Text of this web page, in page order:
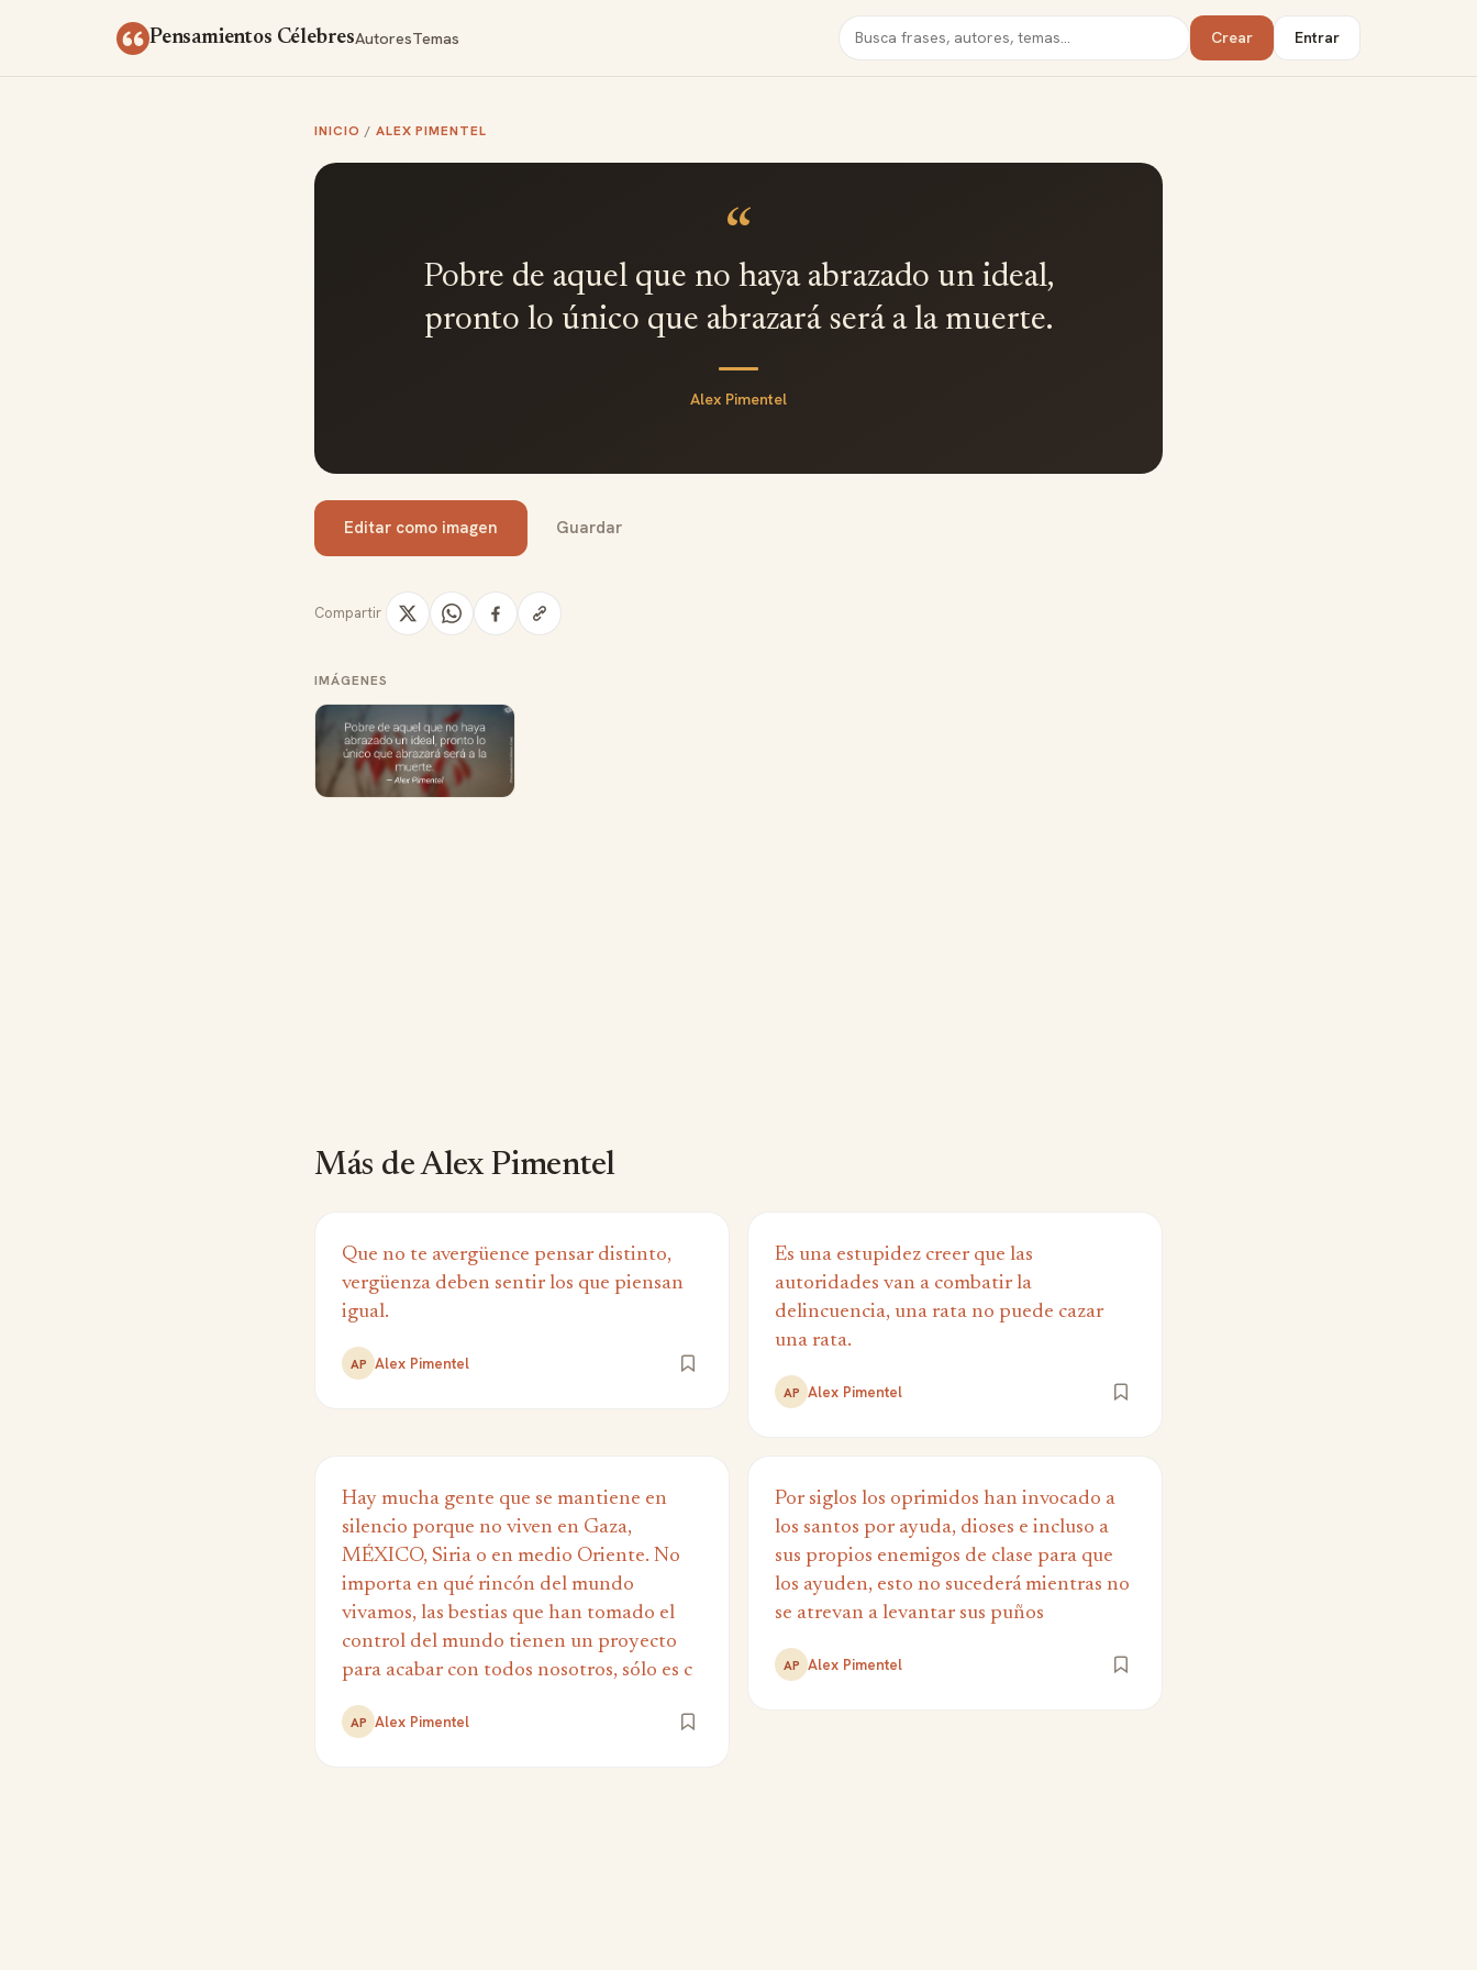
Pensamientos CélebresAutoresTemas Buscar Crear Entrar
INICIO / ALEX PIMENTEL
“
Pobre de aquel que no haya abrazado un ideal,
pronto lo único que abrazará será a la muerte.
Alex Pimentel
Editar como imagen Guardar
Compartir
IMÁGENES
Más de Alex Pimentel
Que no te avergüence pensar distinto,
vergüenza deben sentir los que piensan
igual.
AP Alex Pimentel
Es una estupidez creer que las
autoridades van a combatir la
delincuencia, una rata no puede cazar
una rata.
AP Alex Pimentel
Hay mucha gente que se mantiene en
silencio porque no viven en Gaza,
MÉXICO, Siria o en medio Oriente. No
importa en qué rincón del mundo
vivamos, las bestias que han tomado el
control del mundo tienen un proyecto
para acabar con todos nosotros, sólo es c
AP Alex Pimentel
Por siglos los oprimidos han invocado a
los santos por ayuda, dioses e incluso a
sus propios enemigos de clase para que
los ayuden, esto no sucederá mientras no
se atrevan a levantar sus puños
AP Alex Pimentel